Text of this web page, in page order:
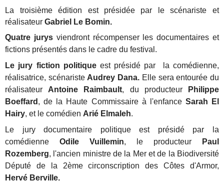
La troisième édition est présidée par le scénariste et
réalisateurGabriel Le Bomin.
Quatre jurysviendront récompenser les documentaires et
fictions présentés dans le cadre du festival.
Le jury fiction politiqueest présidé par
la comédienne,
réalisatrice, scénariste Audrey Dana. Elle sera entourée du
réalisateur Antoine Raimbault, du producteur
Philippe
Boeffard , de la Haute Commissaire à l'enfance Sarah El
Hairy, et le comédien Arié Elmaleh.
Le jury documentaire politique est présidé par la
comédienneOdile Vuillemin, le producteur
Paul
Rozemberg, l'ancien ministre de la Mer et de la Biodiversité
Député de la 2ème circonscription des Côtes d'Armor,
Hervé Berville.